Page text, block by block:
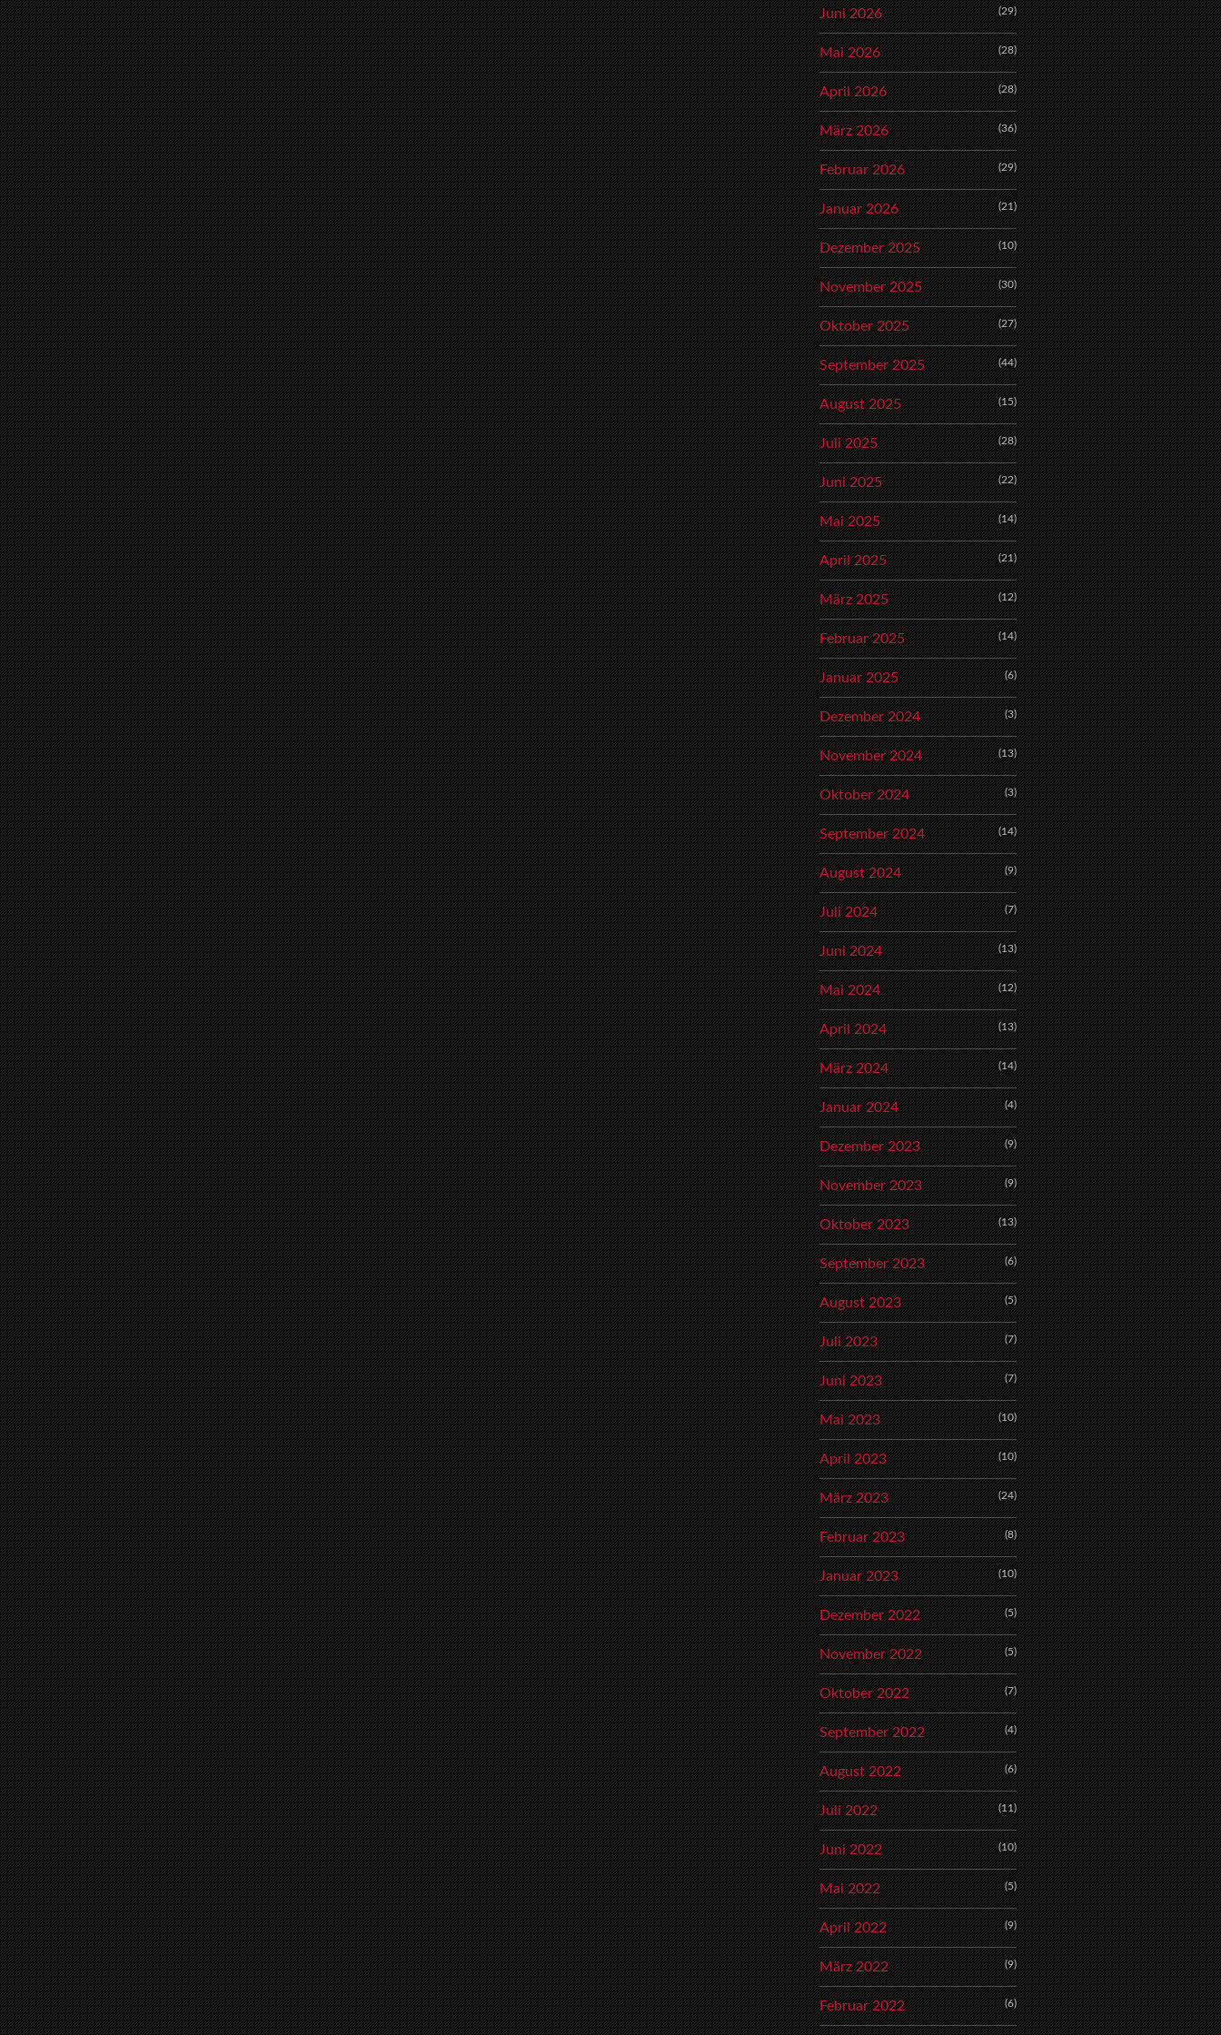
Juni 2026 (29)
Mai 2026 (28)
April 2026 (28)
März 2026 (36)
Februar 2026 (29)
Januar 2026 (21)
Dezember 2025 (10)
November 2025 (30)
Oktober 2025 (27)
September 2025 (44)
August 2025 (15)
Juli 2025 (28)
Juni 2025 (22)
Mai 2025 (14)
April 2025 (21)
März 2025 (12)
Februar 2025 (14)
Januar 2025 (6)
Dezember 2024 (3)
November 2024 (13)
Oktober 2024 (3)
September 2024 (14)
August 2024 (9)
Juli 2024 (7)
Juni 2024 (13)
Mai 2024 (12)
April 2024 (13)
März 2024 (14)
Januar 2024 (4)
Dezember 2023 (9)
November 2023 (9)
Oktober 2023 (13)
September 2023 (6)
August 2023 (5)
Juli 2023 (7)
Juni 2023 (7)
Mai 2023 (10)
April 2023 (10)
März 2023 (24)
Februar 2023 (8)
Januar 2023 (10)
Dezember 2022 (5)
November 2022 (5)
Oktober 2022 (7)
September 2022 (4)
August 2022 (6)
Juli 2022 (11)
Juni 2022 (10)
Mai 2022 (5)
April 2022 (9)
März 2022 (9)
Februar 2022 (6)